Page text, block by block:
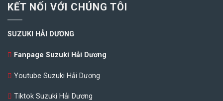
KẾT NỐI VỚI CHÚNG TÔI
SUZUKI HẢI DƯƠNG
Fanpage Suzuki Hải Dương
Youtube Suzuki Hải Dương
Tiktok Suzuki Hải Dương